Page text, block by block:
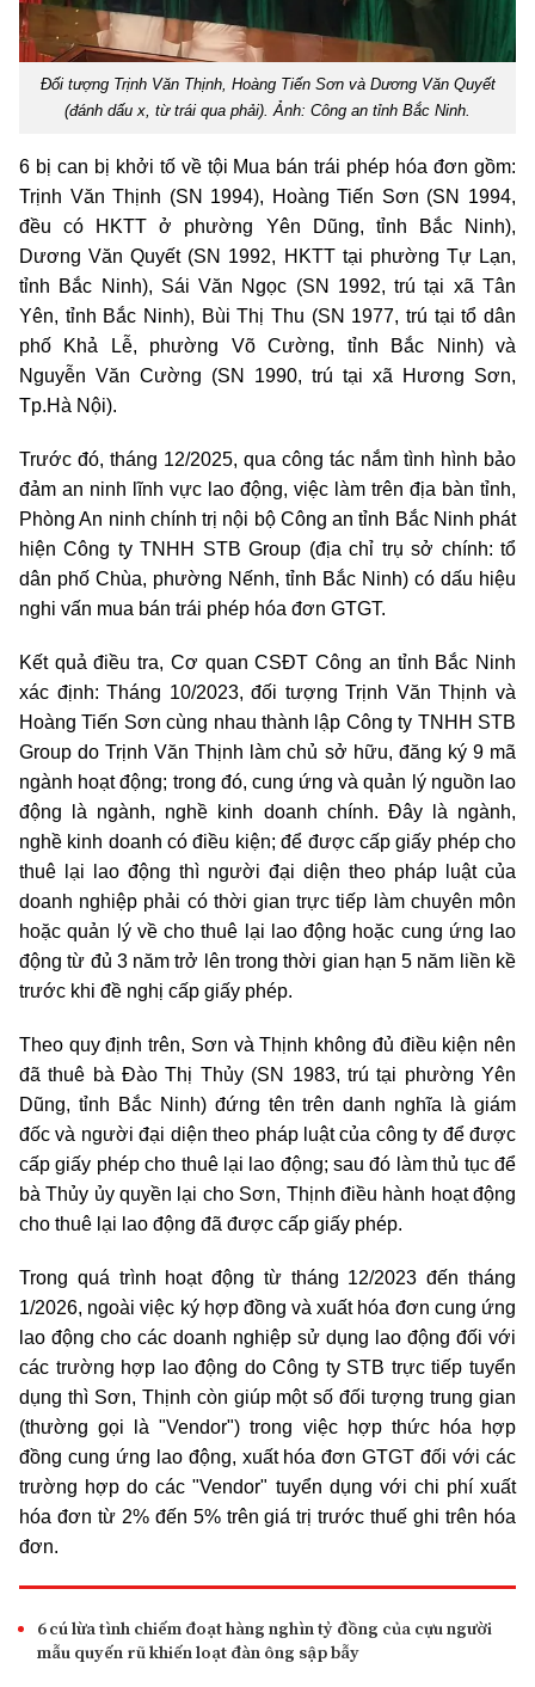
Đối tượng Trịnh Văn Thịnh, Hoàng Tiến Sơn và Dương Văn Quyết
(đánh dấu x, từ trái qua phải). Ảnh: Công an tỉnh Bắc Ninh.
6 bị can bị khởi tố về tội Mua bán trái phép hóa đơn gồm:
Trịnh Văn Thịnh (SN 1994), Hoàng Tiến Sơn (SN 1994,
đều có HKTT ở phường Yên Dũng, tỉnh Bắc Ninh),
Dương Văn Quyết (SN 1992, HKTT tại phường Tự Lạn,
tỉnh Bắc Ninh), Sái Văn Ngọc (SN 1992, trú tại xã Tân
Yên, tỉnh Bắc Ninh), Bùi Thị Thu (SN 1977, trú tại tổ dân
phố Khả Lễ, phường Võ Cường, tỉnh Bắc Ninh) và
Nguyễn Văn Cường (SN 1990, trú tại xã Hương Sơn,
Tp.Hà Nội).
Trước đó, tháng 12/2025, qua công tác nắm tình hình bảo
đảm an ninh lĩnh vực lao động, việc làm trên địa bàn tỉnh,
Phòng An ninh chính trị nội bộ Công an tỉnh Bắc Ninh phát
hiện Công ty TNHH STB Group (địa chỉ trụ sở chính: tổ
dân phố Chùa, phường Nếnh, tỉnh Bắc Ninh) có dấu hiệu
nghi vấn mua bán trái phép hóa đơn GTGT.
Kết quả điều tra, Cơ quan CSĐT Công an tỉnh Bắc Ninh
xác định: Tháng 10/2023, đối tượng Trịnh Văn Thịnh và
Hoàng Tiến Sơn cùng nhau thành lập Công ty TNHH STB
Group do Trịnh Văn Thịnh làm chủ sở hữu, đăng ký 9 mã
ngành hoạt động; trong đó, cung ứng và quản lý nguồn lao
động là ngành, nghề kinh doanh chính. Đây là ngành,
nghề kinh doanh có điều kiện; để được cấp giấy phép cho
thuê lại lao động thì người đại diện theo pháp luật của
doanh nghiệp phải có thời gian trực tiếp làm chuyên môn
hoặc quản lý về cho thuê lại lao động hoặc cung ứng lao
động từ đủ 3 năm trở lên trong thời gian hạn 5 năm liền kề
trước khi đề nghị cấp giấy phép.
Theo quy định trên, Sơn và Thịnh không đủ điều kiện nên
đã thuê bà Đào Thị Thủy (SN 1983, trú tại phường Yên
Dũng, tỉnh Bắc Ninh) đứng tên trên danh nghĩa là giám
đốc và người đại diện theo pháp luật của công ty để được
cấp giấy phép cho thuê lại lao động; sau đó làm thủ tục để
bà Thủy ủy quyền lại cho Sơn, Thịnh điều hành hoạt động
cho thuê lại lao động đã được cấp giấy phép.
Trong quá trình hoạt động từ tháng 12/2023 đến tháng
1/2026, ngoài việc ký hợp đồng và xuất hóa đơn cung ứng
lao động cho các doanh nghiệp sử dụng lao động đối với
các trường hợp lao động do Công ty STB trực tiếp tuyển
dụng thì Sơn, Thịnh còn giúp một số đối tượng trung gian
(thường gọi là "Vendor") trong việc hợp thức hóa hợp
đồng cung ứng lao động, xuất hóa đơn GTGT đối với các
trường hợp do các "Vendor" tuyển dụng với chi phí xuất
hóa đơn từ 2% đến 5% trên giá trị trước thuế ghi trên hóa
đơn.
6 cú lừa tình chiếm đoạt hàng nghìn tỷ đồng của cựu người
mẫu quyến rũ khiến loạt đàn ông sập bẫy